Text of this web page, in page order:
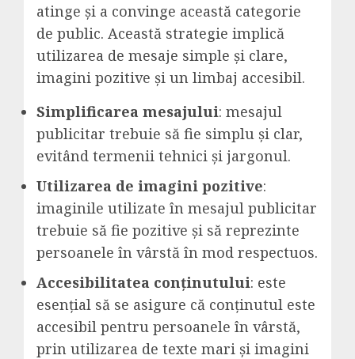
atinge și a convinge această categorie
de public. Această strategie implică
utilizarea de mesaje simple și clare,
imagini pozitive și un limbaj accesibil.
Simplificarea mesajului: mesajul
publicitar trebuie să fie simplu și clar,
evitând termenii tehnici și jargonul.
Utilizarea de imagini pozitive:
imaginile utilizate în mesajul publicitar
trebuie să fie pozitive și să reprezinte
persoanele în vârstă în mod respectuos.
Accesibilitatea conținutului: este
esențial să se asigure că conținutul este
accesibil pentru persoanele în vârstă,
prin utilizarea de texte mari și imagini